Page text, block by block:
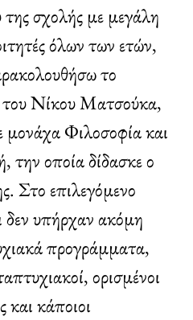
σχολής με μεγάλη
όλων των ετών,
το
του Νίκου Ματσούκα,
μονάχα Φιλοσοφία και
την οποία δίδασκε ο
Στο επιλεγόμενο
δεν υπήρχαν ακόμη
προγράμματα,
ορισμένοι
και κάποιοι